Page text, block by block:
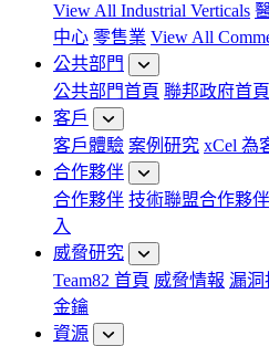
View All Industrial Verticals
中心 零售業 View All
公共部門
公共部門首頁 聯邦政府首頁
客戶
客戶體驗 案例研究 xCel 為
合作夥伴
合作夥伴 技術聯盟合作夥伴
入
威脅研究
Team82 首頁 威脅情報 漏洞
金鑰
資源